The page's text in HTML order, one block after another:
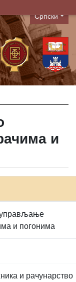
Language
Српски
и
и погонима
и рачунарство